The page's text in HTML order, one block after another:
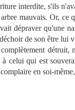
interdite, s'ils
mauvais. Or, ce
dépraver qu'une
de son être lui
détruit,
à celui qui est
en soi-